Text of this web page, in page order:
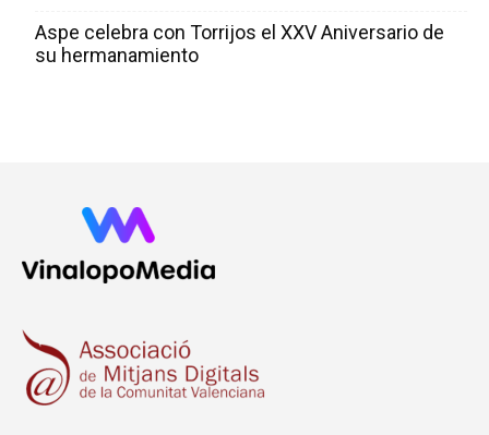
Aspe celebra con Torrijos el XXV Aniversario de
su hermanamiento